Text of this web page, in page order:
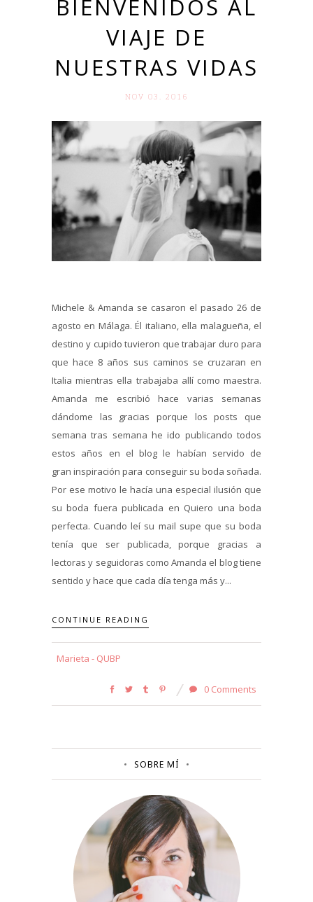
BIENVENIDOS AL
VIAJE DE
NUESTRAS VIDAS
NOV 03. 2016
Michele & Amanda se casaron el pasado 26 de
agosto en Málaga. Él italiano, ella malagueña, el
destino y cupido tuvieron que trabajar duro para
que hace 8 años sus caminos se cruzaran en
Italia mientras ella trabajaba allí como maestra.
Amanda me escribió hace varias semanas
dándome las gracias porque los posts que
semana tras semana he ido publicando todos
estos años en el blog le habían servido de
gran inspiración para conseguir su boda soñada.
Por ese motivo le hacía una especial ilusión que
su boda fuera publicada en Quiero una boda
perfecta. Cuando leí su mail supe que su boda
tenía que ser publicada, porque gracias a
lectoras y seguidoras como Amanda el blog tiene
sentido y hace que cada día tenga más y...
CONTINUE READING
Marieta - QUBP
0 Comments
SOBRE MÍ